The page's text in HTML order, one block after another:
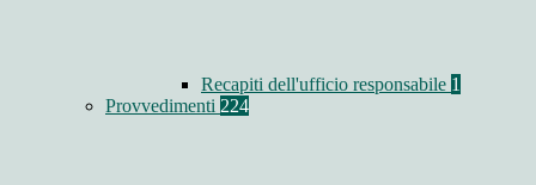
Recapiti dell'ufficio responsabile 1
Provvedimenti 224